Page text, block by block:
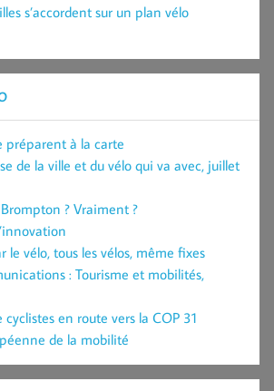
s’accordent sur un plan vélo
préparent à la carte
de la ville et du vélo qui va avec, juillet
? Vraiment ?
le vélo, tous les vélos, même fixes
: Tourisme et mobilités,
cyclistes en route vers la COP 31
de la mobilité